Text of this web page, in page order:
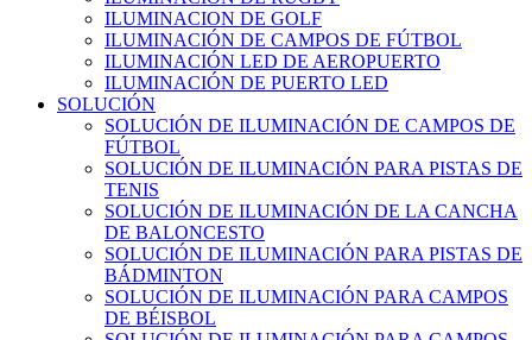
ILUMINACION DE GOLF
ILUMINACIÓN DE CAMPOS DE FÚTBOL
ILUMINACIÓN LED DE AEROPUERTO
ILUMINACIÓN DE PUERTO LED
SOLUCIÓN
SOLUCIÓN DE ILUMINACIÓN DE CAMPOS DE
FÚTBOL
SOLUCIÓN DE ILUMINACIÓN PARA PISTAS DE
TENIS
SOLUCIÓN DE ILUMINACIÓN DE LA CANCHA
DE BALONCESTO
SOLUCIÓN DE ILUMINACIÓN PARA PISTAS DE
BÁDMINTON
SOLUCIÓN DE ILUMINACIÓN PARA CAMPOS
DE BÉISBOL